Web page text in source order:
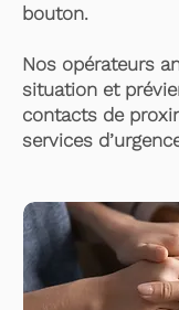
bouton.
Nos opérateurs
situation et
contacts de
services